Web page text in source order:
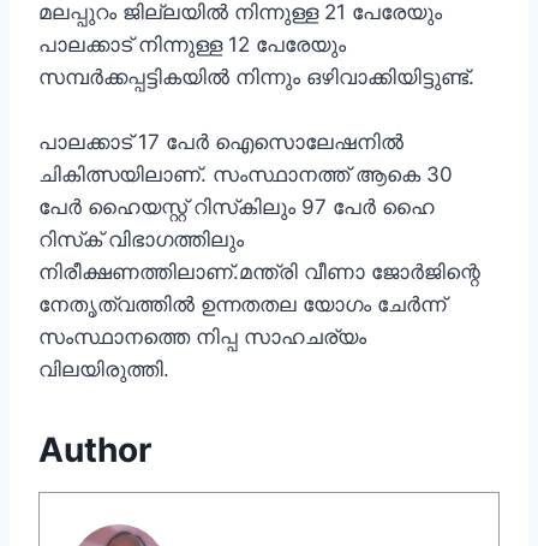
മലപ്പുറം ജില്ലയില്‍ നിന്നുള്ള 21 പേരേയും
പാലക്കാട് നിന്നുള്ള 12 പേരേയും
സമ്പര്‍ക്കപ്പട്ടികയില്‍ നിന്നും ഒഴിവാക്കിയിട്ടുണ്ട്.
പാലക്കാട് 17 പേര്‍ ഐസൊലേഷനില്‍
ചികിത്സയിലാണ്. സംസ്ഥാനത്ത് ആകെ 30
പേര്‍ ഹൈയസ്റ്റ് റിസ്‌കിലും 97 പേര്‍ ഹൈ
റിസ്‌ക് വിഭാഗത്തിലും
നിരീക്ഷണത്തിലാണ്.മന്ത്രി വീണാ ജോര്‍ജിന്റെ
നേതൃത്വത്തില്‍ ഉന്നതതല യോഗം ചേര്‍ന്ന്
സംസ്ഥാനത്തെ നിപ്പ സാഹചര്യം
വിലയിരുത്തി.
Author